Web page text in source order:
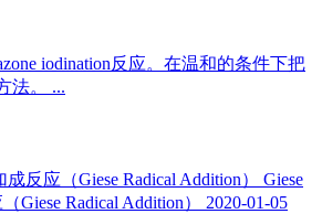
iodination反应。在温和的条件下把
法。 ...
Giese
Giese Radical Addition）
2020-01-05